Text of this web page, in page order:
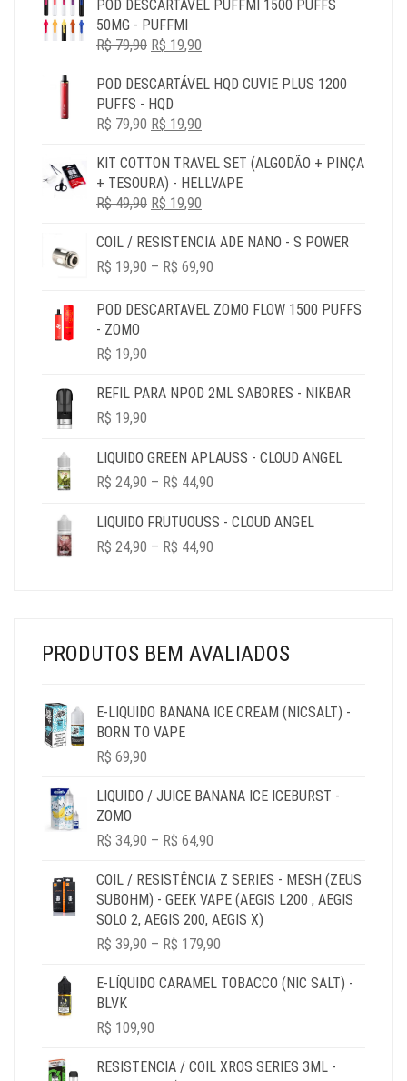
POD DESCARTÁVEL PUFFMI 1500 PUFFS
50MG - PUFFMI
R$79,90 O
ORIGINAL
ERA:
R$ 79,90.
R$ 19,90
ATUAL
POD DESCARTÁVEL HQD CUVIE PLUS 1200
PUFFS - HQD
R$79,90 O
ORIGINAL
ERA:
R$ 79,90.
R$ 19,90
ATUAL
É:
KIT COTTON TRAVEL SET (ALGODÃO + PINÇA
+ TESOURA) - HELLVAPE
R$49,90 O
ORIGINAL
ERA:
R$ 19,90
ATUAL
É:
COIL / RESISTENCIA ADE NANO - S POWER
R$ 19,90 – R$ 69,90
R$ 19,90
POD DESCARTAVEL ZOMO FLOW 1500 PUFFS
- ZOMO
R$ 19,90
REFIL PARA NPOD 2ML SABORES - NIKBAR
R$ 19,90
LIQUIDO GREEN APLAUSS - CLOUD ANGEL
R$ 24,90 – R$ 44,90
R$ 24,90
LIQUIDO FRUTUOUSS - CLOUD ANGEL
R$ 24,90 – R$ 44,90
PRODUTOS BEM AVALIADOS
E-LIQUIDO BANANA ICE CREAM (NICSALT) -
BORN TO VAPE
R$ 69,90
LIQUIDO / JUICE BANANA ICE ICEBURST -
ZOMO
R$ 34,90 – R$ 64,90
R$ 34,90
THROUGH
R$ 64,90
COIL / RESISTÊNCIA Z SERIES - MESH (ZEUS
SUBOHM) - GEEK VAPE (AEGIS L200 , AEGIS
SOLO 2, AEGIS 200, AEGIS X)
R$ 39,90 – R$ 179,90
R$ 39,90
E-LÍQUIDO CARAMEL TOBACCO (NIC SALT) -
BLVK
R$ 109,90
RESISTENCIA / COIL XROS SERIES 3ML -